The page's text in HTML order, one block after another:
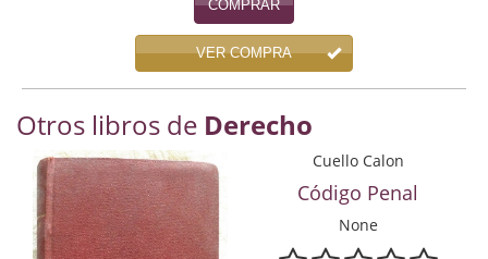
Física y química
Guerra Civil Española
COMPRAR
VER COMPRA
Otros libros de Derecho
Cuello Calon
Código Penal
None